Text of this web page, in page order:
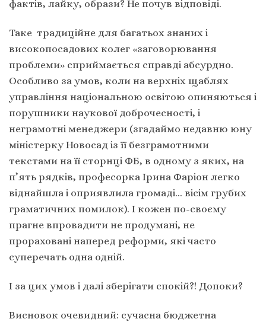
фактів, лайку, образи? Не почув відповіді.
Таке традиційне для багатьох знаних і
високопосадових колег «заговорювання
проблеми» сприймається справді абсурдно.
Особливо за умов, коли на верхніх щаблях
управління національною освітою опиняються і
порушники наукової доброчесності, і
неграмотні менеджери (згадаймо недавню юну
міністерку Новосад із її безграмотними
текстами на її сторнці ФБ, в одному з яких, на
п’ять рядків, професорка Ірина Фаріон легко
віднайшла і оприявлила громаді… вісім грубих
граматичних помилок). І кожен по-своєму
прагне впровадити не продумані, не
прораховані наперед реформи, які часто
суперечать одна одній.
І за цих умов і далі зберігати спокій?! Допоки?
Висновок очевидний: сучасна бюджетна